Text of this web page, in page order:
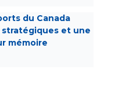
du Canada
et une
mémoire